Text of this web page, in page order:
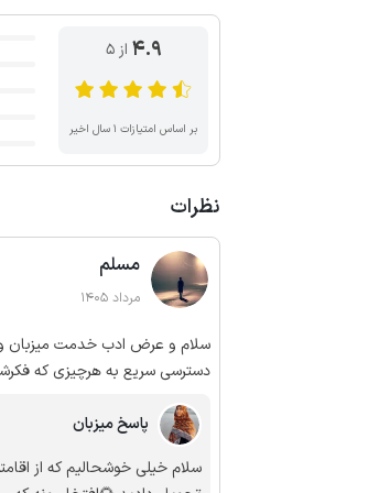
4.9 از ۵
بر اساس امتیازات ۱ سال اخیر
نظرات
مسلم
مرداد 1405
دسترسی سریع به هرچیزی که
ان شاءالله سفر بعدی همینجا رو
پاسخ میزبان
سلام خیلی خوشحالیم که از